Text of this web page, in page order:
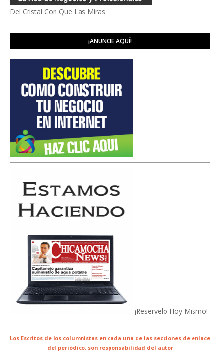
Del Cristal Con Que Las Miras
¡ANUNCIE AQUÍ!
¡Reservelo Hoy Mismo!
Los Escritos de los columnistas en cada una de las secciones de enlace
del periódico, son responsabilidad del autor